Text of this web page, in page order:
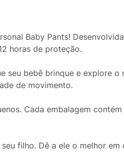
Baby Pants!
horas de proteção.
seu bebê brinque e explore o
de movimento.
Cada embalagem
filho. Dê a ele o melhor